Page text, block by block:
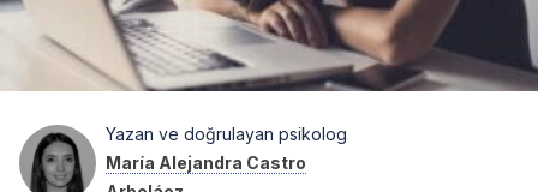
Yazan ve doğrulayan psikolog
María Alejandra Castro